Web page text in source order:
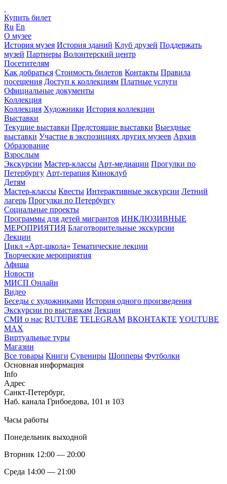
Купить билет
Ru En
О музее
История музея История зданий Клуб друзей Поддержать
музей Партнеры Волонтерский центр
Посетителям
Как добраться Стоимость билетов Контакты Правила
посещения Доступ к коллекциям Платные услуги
Официальные документы
Коллекция
Коллекция Художники История коллекции
Выставки
Текущие выставки Предстоящие выставки Выездные
выставки Участие в экспозициях других музеев Архив
Образование
Взрослым
Экскурсии Мастер-классы Арт-медиации Прогулки по
Петербургу Арт-терапия Киноклуб
Детям
Мастер-классы Квесты Интерактивные экскурсии Летний
лагерь Прогулки по Петербургу
Социальные проекты
Программы для детей мигрантов ИНКЛЮЗИВНЫЕ
МЕРОПРИЯТИЯ Благотворительные экскурсии
Лекции
Цикл «Арт-школа» Тематические лекции
Творческие мероприятия
Афиша
Новости
МИСП Онлайн
Видео
Беседы с художниками История одного произведения
Экскурсии по выставкам Лекции
СМИ о нас RUTUBE TELEGRAM ВКОНТАКТЕ YOUTUBE
MAX
Виртуальные туры
Магазин
Все товары Книги Сувениры Шопперы Футболки
Основная информация
Info
Адрес
Санкт-Петербург,
Наб. канала Грибоедова, 101 и 103
Часы работы
Понедельник выходной
Вторник 12:00 — 20:00
Среда 14:00 — 21:00